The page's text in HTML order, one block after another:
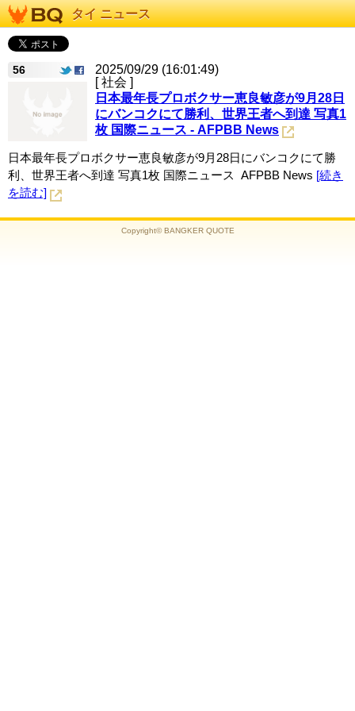
タイ ニュース
56
2025/09/29 (16:01:49)
[ 社会 ]
日本最年長プロボクサー恵良敏彦が9月28日
にバンコクにて勝利、世界王者へ到達 写真1
枚 国際ニュース - AFPBB News
日本最年長プロボクサー恵良敏彦が9月28日にバンコクにて勝
利、世界王者へ到達 写真1枚 国際ニュース AFPBB News [続き
を読む]
Copyright© BANGKER QUOTE